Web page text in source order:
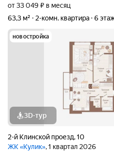
от 33 049 ₽ в месяц
63,3 м²
2-комн. квартира 6
новостройка
3D-тур
2-й Клинской проезд,10
ЖК «Кулик», 1 квартал 2026